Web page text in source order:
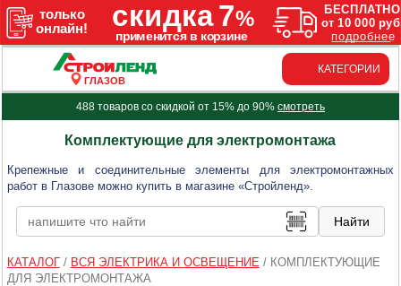
ГЛАЗОВ
КАТЕГОРИИ
488 товаров со скидкой от 15% до 90% смотреть
Комплектующие для электромонтажа
Крепежные и соединительные элементы для электромонтажных
работ в Глазове можно купить в магазине «Стройленд».
КАТАЛОГ/ ВСЯ ЭЛЕКТРИКА И ОСВЕЩЕНИЕ / КОМПЛЕКТУЮЩИЕ
ДЛЯ ЭЛЕКТРОМОНТАЖА